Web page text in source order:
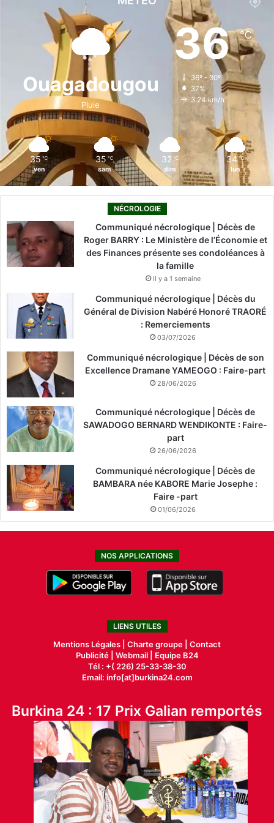
e
b
o
k
i
n
t
a
g
r
T
o
k
Ouagadougou
Pluie
36℃
36º - 30º
37%
3.24 km/h
35 ℃
ven
35 ℃
sam
32 ℃
dim
34 ℃
lun
NÉCROLOGIE
Communiqué nécrologique | Décès de
Roger BARRY : Le Ministère de l’Économie et
des Finances présente ses condoléances à
la famille
il y a 1 semaine
Communiqué nécrologique | Décès du
Général de Division Nabéré Honoré TRAORÉ
: Remerciements
03/07/2026
Communiqué nécrologique | Décès de son
Excellence Dramane YAMEOGO : Faire-part
28/06/2026
Communiqué nécrologique | Décès de
SAWADOGO BERNARD WENDIKONTE : Faire-
part
26/06/2026
Communiqué nécrologique | Décès de
BAMBARA née KABORE Marie Josephe :
Faire -part
01/06/2026
NOS APPLICATIONS
LIENS UTILES
Mentions Légales | Charte groupe | Contact
Publicité| Webmail |
Equipe B24
Tél : +( 226) 25-33-38-30
Email: info[at]burkina24.com
Burkina 24 : 17 Prix Galian remportés